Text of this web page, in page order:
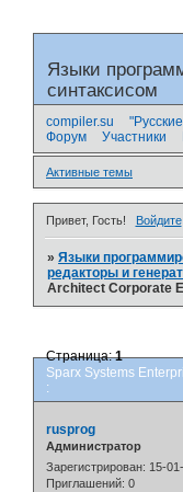
Языки
синтаксисом
compiler.su
Форум
Участники
Активные темы
Привет, Гость! Войдите
»Языки
редакторы и
Architect Corporate
Sparx Systems
:
Страница:1
rusprog
Администратор
Зарегистрирован: 15-
Приглашений: 0